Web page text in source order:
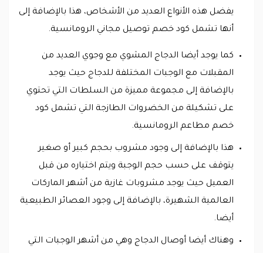
يفضل هذه الأنواع العديد من الأشخاص، هذا بالإضافة إلى
أنها تشمل كود خصم توصيل مجاني الرومانسية.
كما يوجد أيضا الدجاج المشوي مع وجوي العديد من
المقبلات مع الوجبات المختلفة للدجاج حيث يوجد
بالإضافة إلى مجموعة مميزة من السلطات التي تحتوي
على تشكيلة من الخضروات الطازجة التي تشمل كود
خصم مطاعم الرومانسية.
هذا بالإضافة إلى وجود مشروب بحجم كبير أو صغير
يتوقف على حسب حجم الوجبة ويتم اختياره من قبل
العميل حيث يوجد مشروبات غازية من أشهر الماركات
العالمية الشهيرة، بالإضافة إلى وجود العصائر الطبيعية
أيضا.
وهناك أيضا أوصال الدجاج وهي من أشهر الوجبات التي